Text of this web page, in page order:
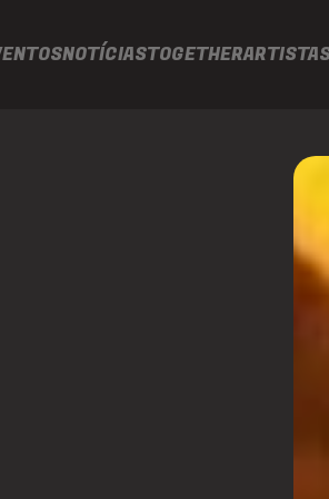
NOTÍCIASTOGETHER